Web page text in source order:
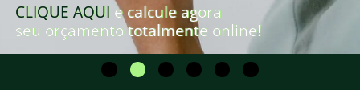
CLIQUE AQUI e calcule agora
seu orçamento totalmente online!